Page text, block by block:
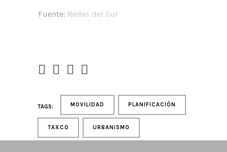
Fuente: Redes del Sur
TAGS: MOVILIDAD PLANIFICACIÓN
TAXCO URBANISMO